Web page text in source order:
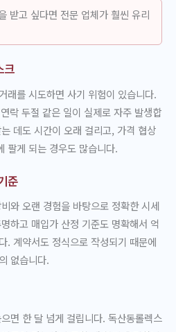
받고 싶다면 전문 업체가 훨씬 유리
크
래를 시도하면 사기 위험이 있습니다.
락 두절 같은 일이 실제로 자주 발생합
데도 시간이 오래 걸리고, 가격 협상
팔게 되는 경우도 많습니다.
준
와 오랜 경험을 바탕으로 정확한 시세
하고 매입가 산정 기준도 명확해서 억
. 계약서도 정식으로 작성되기 때문에
없습니다.
면 한 달 넘게 걸립니다. 독산동롤렉스